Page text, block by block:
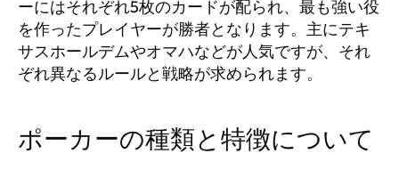
ーにはそれぞれ5枚のカードが配られ、最も強い役
を作ったプレイヤーが勝者となります。主にテキ
サスホールデムやオマハなどが人気ですが、それ
ぞれ異なるルールと戦略が求められます。
ポーカーの種類と特徴について